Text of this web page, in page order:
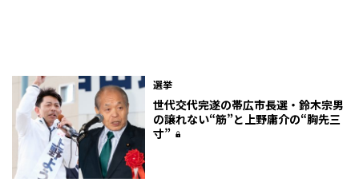
選挙
世代交代完遂の帯広市長選・鈴木宗男
の譲れない“筋”と上野庸介の“胸先三
寸”